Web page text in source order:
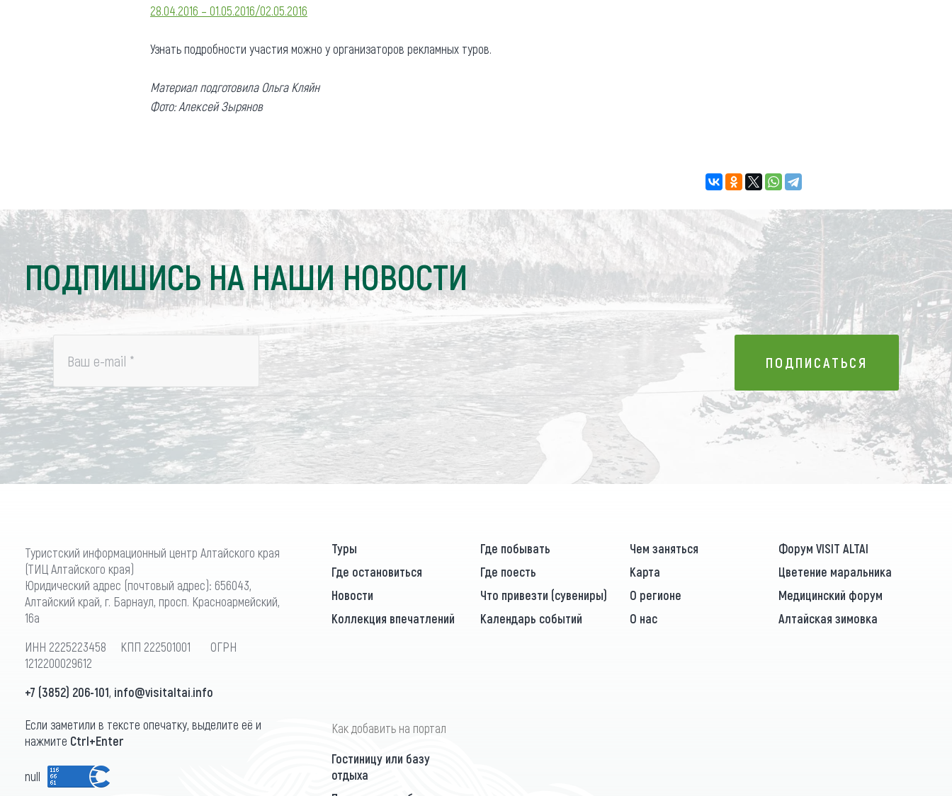
Реестр туроператоров
28.04.2016 – 01.05.2016/02.05.2016
Узнать подробности участия можно у организаторов рекламных туров.
Материал подготовила Ольга Кляйн
Фото: Алексей Зырянов
ПОДПИШИСЬ НА НАШИ НОВОСТИ
Ваш e-mail * ПОДПИСАТЬСЯ
ПОДПИСАТЬСЯ
Туристский информационный центр Алтайского края
(ТИЦ Алтайского края)
Юридический адрес (почтовый адрес): 656043,
Алтайский край, г. Барнаул, просп. Красноармейский,
16а
ИНН 2225223458 КПП 222501001 ОГРН
1212200029612
+7 (3852) 206-101, info@visitaltai.info
Если заметили в тексте опечатку, выделите её и
нажмите Ctrl+Enter
null
Туры Где побывать Чем заняться
Форум VISIT ALTAI
Где остановиться
Где поесть Карта
Цветение маральника
Новости
Что привезти (сувениры) О регионе
Медицинский форум
Коллекция впечатлений
Календарь событий О нас Алтайская зимовка
Как добавить на портал
Гостиницу или базу
отдыха